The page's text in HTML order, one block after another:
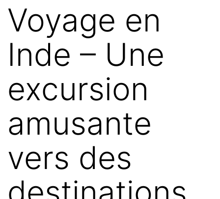
Voyage en
Inde – Une
excursion
amusante
vers des